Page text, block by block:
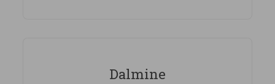
Dalmine